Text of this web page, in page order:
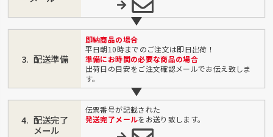
配送準備
即納商品の場合
平日朝10時までのご注文は即日出荷！
準備にお時間の必要な商品の場合
出荷日の目安をご注文確認メールでお伝え致しま
す。
配送完了
メール
伝票番号が記載された
発送完了メールをお送り致します。